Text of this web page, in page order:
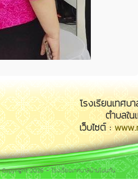
Copyright 2026 - โรงเรียนเทศบาลบ้านโนนทัน
โรงเรียนเทศ
ตำบลใ
เว็บไซต์ :